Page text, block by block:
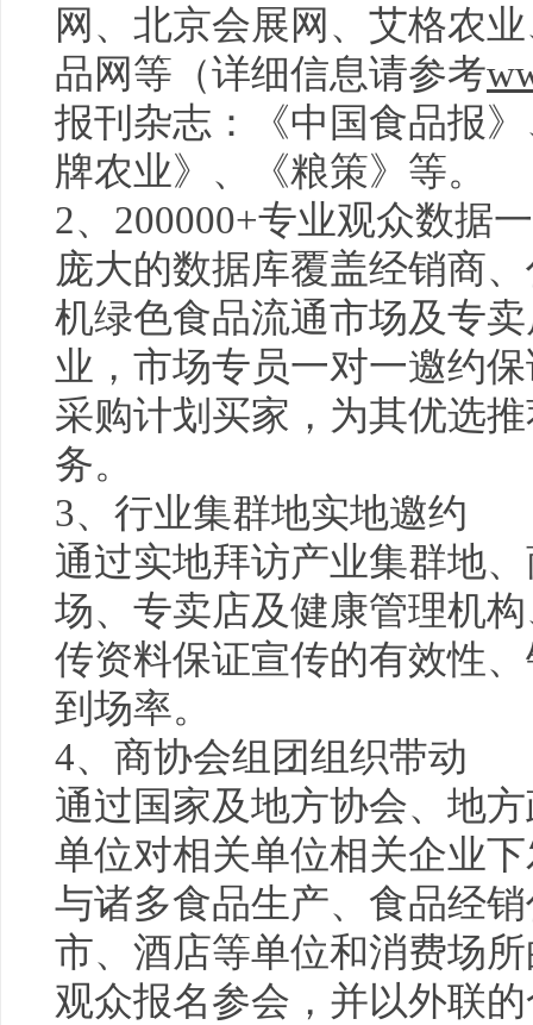
网、北京会展网、艾格农
品网等（详细信息请参考
报刊杂志：《中国食品报
牌农业》、《粮策》等。
2、200000+专业观众数据
庞大的数据库覆盖经销商
机绿色食品流通市场及专
业，市场专员一对一邀约
采购计划买家，为其优选
务。
3、行业集群地实地邀约
通过实地拜访产业集群地
场、专卖店及健康管理机
传资料保证宣传的有效性
到场率。
4、商协会组团组织带动
通过国家及地方协会、地
单位对相关单位相关企业
与诸多食品生产、食品经
市、酒店等单位和消费场
观众报名参会，并以外联